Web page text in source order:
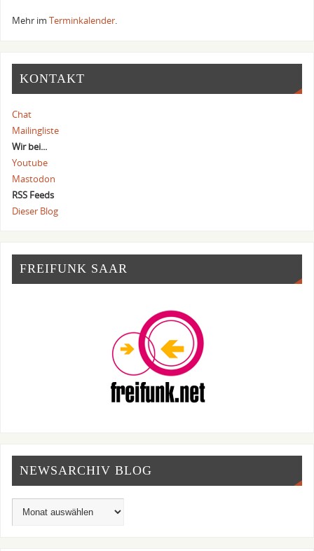
Mehr imTerminkalender.
KONTAKT
Chat
Mailingliste
Wir bei...
Youtube
Mastodon
RSS Feeds
Dieser Blog
FREIFUNK SAAR
NEWSARCHIV BLOG